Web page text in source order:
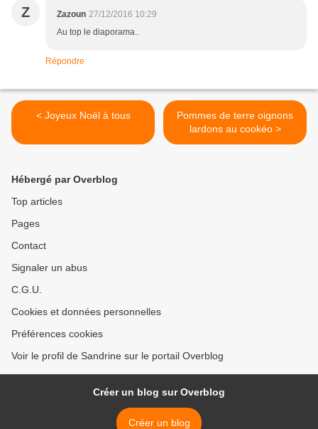
Z Zazoun 27/12/2016 10:29
Au top le diaporama..
Répondre
< Joyeux Noël à tous
Pommes de terre oignons
lardons au cookéo >
Hébergé par Overblog
Top articles
Pages
Contact
Signaler un abus
C.G.U.
Cookies et données personnelles
Préférences cookies
Voir le profil de Sandrine sur le portail Overblog
Créer un blog sur Overblog
Créer un blog